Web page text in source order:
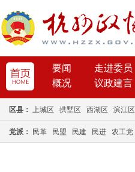
要闻 走进委员
概况
议政建言
区县： 上城区 拱墅区 西湖区 滨江区
党派： 民革 民盟 民建 民进 农工党